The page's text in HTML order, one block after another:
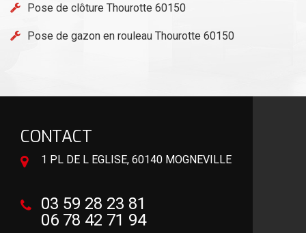
Pose de clôture Thourotte 60150
Pose de gazon en rouleau Thourotte 60150
CONTACT
1 PL DE L EGLISE, 60140 MOGNEVILLE
03 59 28 23 81
06 78 42 71 94